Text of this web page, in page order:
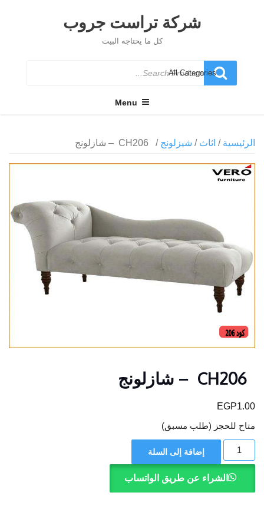
شركة تراست جروب
كل ما يحتاجه البيت
Search
for
Menu
الرئيسية / اثاث / شيزلونج / CH206 – شازلونج
EGP1.00
متاح للحجز (طلب مسبق)
كمية
CH206
إضافة إلى السلة
الشراء عن طريق الواتساب